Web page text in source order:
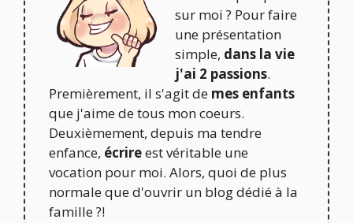
sur moi ? Pour faire
une présentation
simple, dans la vie
j'ai 2 passions.
Premièrement, il s'agit de mes enfants
que j'aime de tous mon coeurs.
Deuxièmement, depuis ma tendre
enfance, écrireest véritable une
vocation pour moi. Alors, quoi de plus
normale que d'ouvrir un blog dédié à la
famille ?!